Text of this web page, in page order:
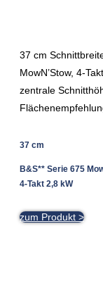
37 cm
MowN’Stow, 4-
zentrale
37 cm
B&S** Serie 675
4-Takt 2,8 kW
zum Produkt >